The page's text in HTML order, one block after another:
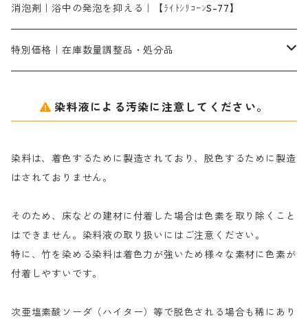
シルクフィックス３A｜絹の染料定着向上剤
ソーダ灰
染料溶解剤
セレナゾールPDN｜各種染料の染料溶解剤
化学糊（PVA）
防腐剤｜アルカリ性
部分脱色｜デグロリンSコンク
メイプロガムNP｜にじみ防止剤
アミラヂンD｜浸透・複色抑制剤
捺染糊
メイプロガムNP（綿・麻・絹用｜直接・酸性・含金染料用）
白場汚染防止剤｜ソーピング剤｜水洗する際の再汚染防止剤
ア行
カ行
ナ行
ハ行
マ行
消泡剤｜浴中の発泡を抑える｜【ﾗｲﾄｼﾘｺｰﾝS-77】
特別価格｜在庫数量調整品・処分品
粉末顔料
綿・麻を染める染料
絹・羊毛を染める染料
染料液による汚染に注意してください。
染料は、着色するために製造されており、脱色するために製造
はされておりません。
そのため、床などの建材に付着した場合は色素を取り除くこと
はできません。染料液の取り扱いにはご注意ください。
特に、竹を染める染料は着色力が強いため様々な素材に色素が
付着しやすいです。
次亜塩素酸ソーダ（ハイター）等で脱色される場合も稀にあり